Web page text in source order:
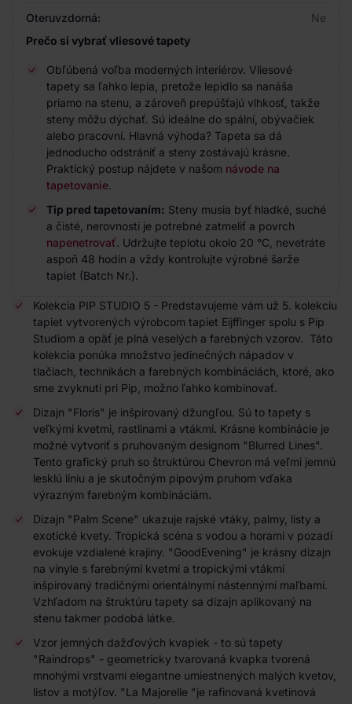
Oteruvzdorná:
Ne
Prečo si vybrať vliesové tapety
Obľúbená voľba moderných interiérov. Vliesové
tapety sa ľahko lepia, pretože lepidlo sa nanáša
priamo na stenu, a zároveň prepúšťajú vlhkosť, takže
steny môžu dýchať. Sú ideálne do spální, obývačiek
alebo pracovní. Hlavná výhoda? Tapeta sa dá
jednoducho odstrániť a steny zostávajú krásne.
Praktický postup nájdete v našom návode na
tapetovanie.
Tip pred tapetovaním: Steny musia byť hladké, suché
a čisté, nerovnosti je potrebné zatmeliť a povrch
napenetrovať. Udržujte teplotu okolo 20 °C, nevetráte
aspoň 48 hodín a vždy kontrolujte výrobné šarže
tapiet (Batch Nr.).
Kolekcia PIP STUDIO 5 - Predstavujeme vám už 5. kolekciu
tapiet vytvorených výrobcom tapiet Eijffinger spolu s Pip
Studiom a opäť je plná veselých a farebných vzorov. Táto
kolekcia ponúka množstvo jedinečných nápadov v
tlačiach , technikách a farebných kombináciách, ktoré, ako
sme zvyknutí pri Pip, možno ľahko kombinovať.
Dizajn "Floris" je inšpirovaný džungľou. Sú to tapety s
veľkými kvetmi, rastlinami a vtákmi. Krásne kombinácie je
možné vytvoriť s pruhovaným designom "Blurred Lines".
Tento grafický pruh so štruktúrou Chevron má veľmi jemnú
lesklú líniu a je skutočným pipovým pruhom vďaka
výrazným farebným kombináciám.
Dizajn "Palm Scene" ukazuje rajské vtáky, palmy, listy a
exotické kvety. Tropická scéna s vodou a horami v pozadí
evokuje vzdialené krajiny. "GoodEvening" je krásny dizajn
na vinyle s farebnými kvetmi a tropickými vtákmi
inšpirovaný tradičnými orientálnymi nástennými maľbami.
Vzhľadom na štruktúru tapety sa dizajn aplikovaný na
stenu takmer podobá látke.
Vzor jemných dažďových kvapiek - to sú tapety
"Raindrops" - geometricky tvarovaná kvapka tvorená
mnohými vrstvami elegantne umiestnených malých kvetov,
listov a motýľov. "La Majorelle "je rafinovaná kvetinová